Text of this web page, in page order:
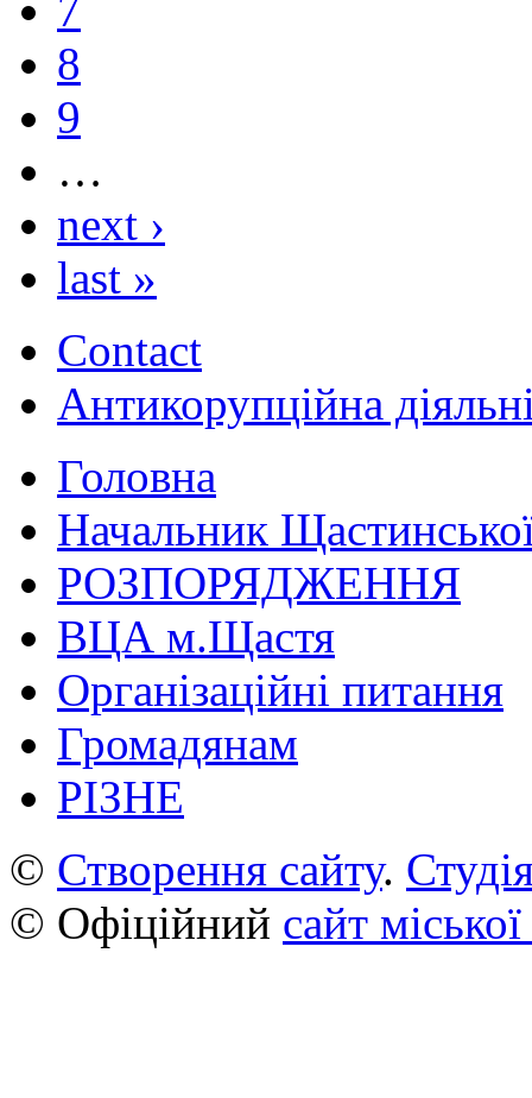
8
9
…
next ›
last »
Contact
Антикорупційна
Головна
Начальник
РОЗПОРЯДЖЕННЯ
ВЦА м.Щастя
Організаційні питання
Громадянам
РІЗНЕ
© Створення сайту.
© Офіційний сайт